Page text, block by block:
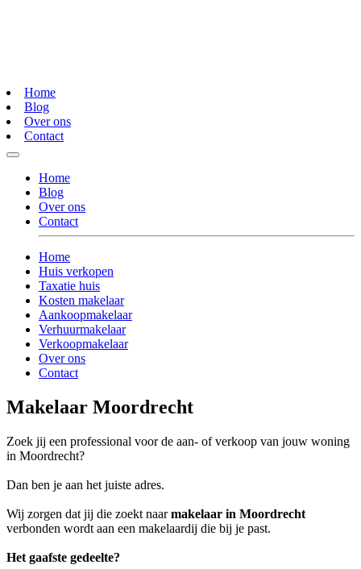
Home
Blog
Over ons
Contact
Home
Blog
Over ons
Contact
Home
Huis verkopen
Taxatie huis
Kosten makelaar
Aankoopmakelaar
Verhuurmakelaar
Verkoopmakelaar
Over ons
Contact
Makelaar Moordrecht
Zoek jij een professional voor de aan- of verkoop van jouw woning
in Moordrecht?
Dan ben je aan het juiste adres.
Wij zorgen dat jij die zoekt naarmakelaar in Moordrecht
verbonden wordt aan een makelaardij die bij je past.
Het gaafste gedeelte?